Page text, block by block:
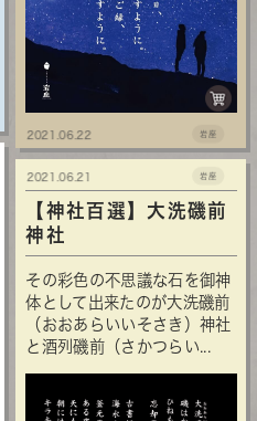
2021.06.22 岩座
【神社百選】大洗磯前
神社
その彩色の不思議な石を御神
体として出来たのが大洗磯前
（おおあらいいそさき）神社
と酒列磯前（さかつらい...
2021.06.21 岩座